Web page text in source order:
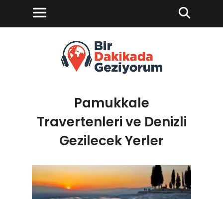
Pamukkale
Travertenleri ve Denizli
Gezilecek Yerler